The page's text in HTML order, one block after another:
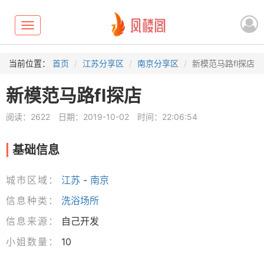
Toggle
navigation
当前位置： 首页 江苏分享区 南京分享区 新模范马路fl探店
新模范马路fl探店
阅读：2622 日期：2019-10-02 时间：22:06:54
基础信息
城市区域： 江苏 - 南京
信息种类：
洗浴场所
信息来源：
自己开发
小姐数量：
10